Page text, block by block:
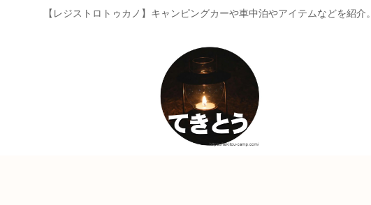
【レジストロトゥカノ】キャンピングカーや車中泊やアイテムなどを紹介。